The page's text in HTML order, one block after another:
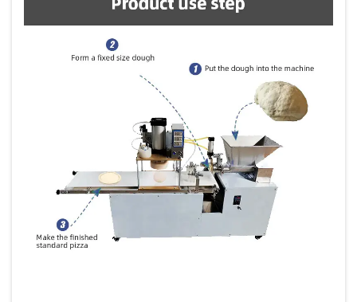
Ausrüstung. Wo finden Sie zuverlässige…